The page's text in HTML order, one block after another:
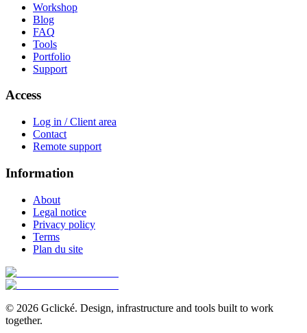
Workshop
Blog
FAQ
Tools
Portfolio
Support
Access
Log in / Client area
Contact
Remote support
Information
About
Legal notice
Privacy policy
Terms
Plan du site
© 2026 Gclické. Design, infrastructure and tools built to work
together.